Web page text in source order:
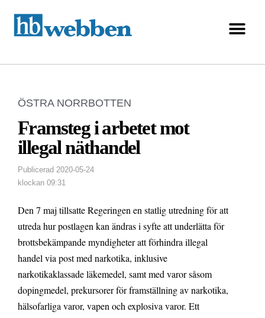
ÖSTRA NORRBOTTEN
Framsteg i arbetet mot
illegal näthandel
Publicerad 2020-05-24
klockan 09:31
Den 7 maj tillsatte Regeringen en statlig utredning för att
utreda hur postlagen kan ändras i syfte att underlätta för
brottsbekämpande myndigheter att förhindra illegal
handel via post med narkotika, inklusive
narkotikaklassade läkemedel, samt med varor såsom
dopingmedel, prekursorer för framställning av narkotika,
hälsofarliga varor, vapen och explosiva varor. Ett